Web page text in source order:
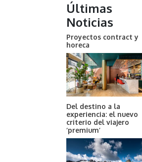
Últimas
Noticias
Proyectos contract y
horeca
Del destino a la
experiencia: el nuevo
criterio del viajero
‘premium’